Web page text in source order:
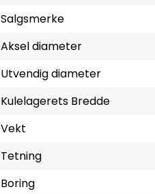
Salgsmerke
Aksel diameter
Utvendig diameter
Kulelagerets Bredde
Vekt
Tetning
Boring